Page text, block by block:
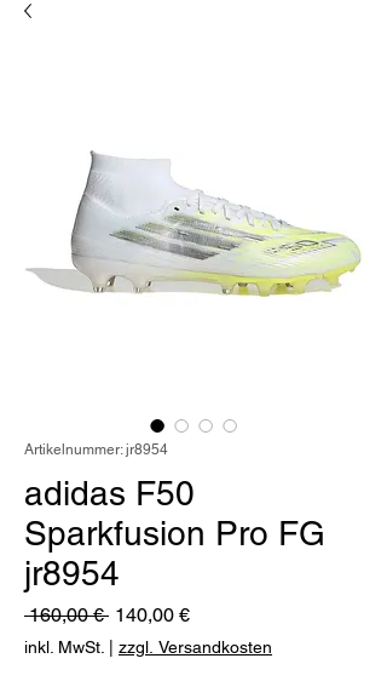
Artikelnummer: jr8954
adidas F50
Sparkfusion Pro FG
jr8954
160,00 € Standardpreis
140,00 €Sale-
Preis
inkl. MwSt. zzgl. Versandkosten